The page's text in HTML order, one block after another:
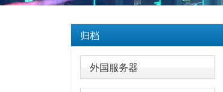
归档
外国服务器